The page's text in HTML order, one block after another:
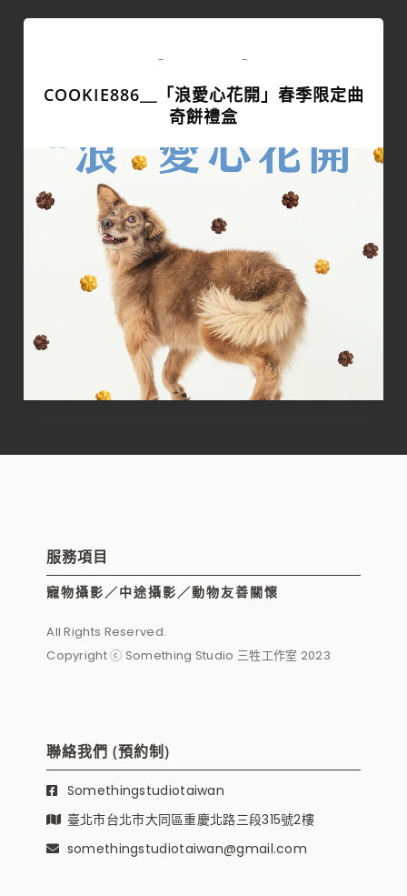
- -
COOKIE886＿「浪愛心花開」春季限定曲
奇餅禮盒
服務項目
寵物攝影／中途攝影／動物友善關懷
All Rights Reserved.
Copyright ⓒ Something Studio 三牲工作室 2023
聯絡我們 (預約制)
Somethingstudiotaiwan
臺北市台北市大同區重慶北路三段315號2樓
somethingstudiotaiwan@gmail.com